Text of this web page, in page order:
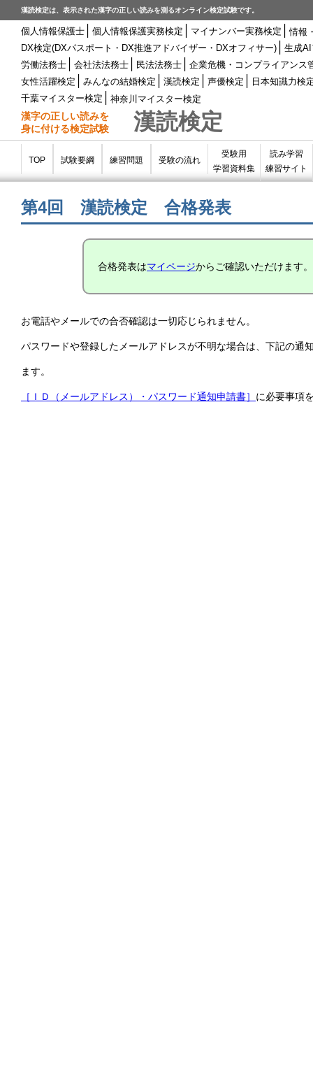
漢読検定は、表示された漢字の正しい読みを測るオンライン検定試験です。
個人情報保護士 個人情報保護実務検定 マイナンバー実務検定 │情報
DX検定(DXパスポート・DX推進アドバイザー・DXオフィサー)
生成
労働法務士
会社法法務士 民法法務士
企業危機・コンプライアンス
女性活躍検定
みんなの結婚検定 漢読検定 声優検定
日本知識力検
千葉マイスター検定
神奈川マイスター検定
漢字の正しい読みを
身に付ける検定試験
漢読検定
TOP 試験要綱 練習問題 受験の流れ
受験用
学習資料集
読み学習
練習サイト
第4回 漢読検定 合格発表
合格発表はマイページからご確認いただけます。
お電話やメールでの合否確認は一切応じられません。
パスワードや登録したメールアドレスが不明な場合は、下記の通
ます。
［ＩＤ（メールアドレス）・パスワード通知申請書］ に必要事項